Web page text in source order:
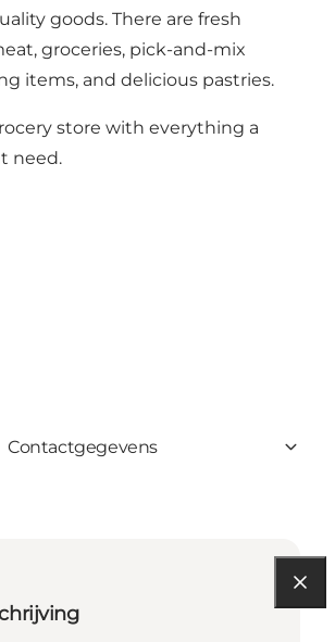
goods. There are fresh
groceries, pick-and-mix
items, and delicious pastries.
store with everything a
need.
Contactgegevens